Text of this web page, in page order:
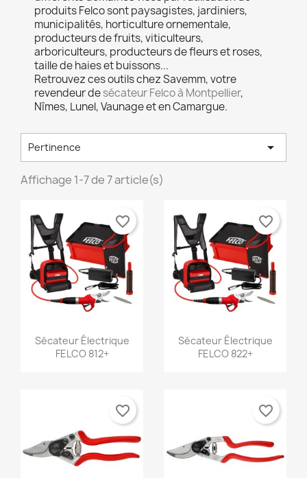
Créer une liste d'envies ×
((modalTitle)) ×
Connexion ×
produits Felco sont paysagistes, jardiniers,
municipalités, horticulture ornementale,
producteurs de fruits, viticulteurs,
arboriculteurs, producteurs de fleurs et roses,
taille de haies et buissons...
Retrouvez ces outils chez Savemm, votre
revendeur desécateur Felco à Montpellier,
Nîmes, Lunel, Vaunage et en Camargue.
Pertinence 
Affichage 1-7 de 7 article(s)
Aperçu rapide
Sécateur Électrique
FELCO 812+
favorite_border
Aperçu rapide
Sécateur Électrique
FELCO 822+
favorite_border
favorite_border favorite_border